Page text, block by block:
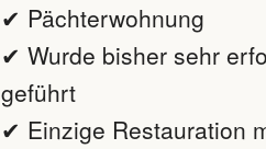
✔ Pächterwohnung
✔ Wurde bisher sehr
geführt
✔ Einzige Restauration